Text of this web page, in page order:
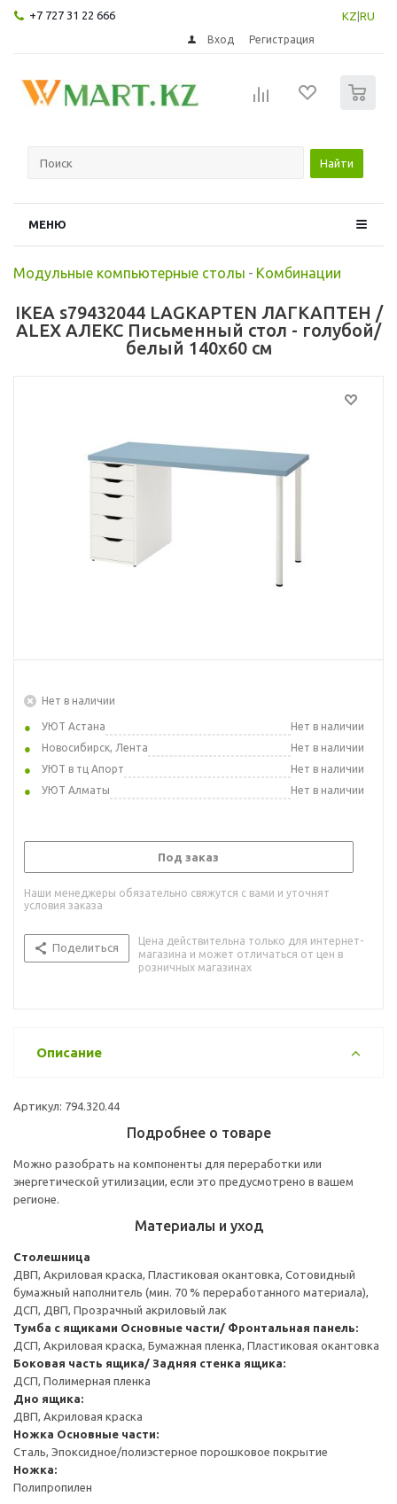
+7 727 31 22 666 KZ RU
Вход Регистрация
Найти
МЕНЮ
Модульные компьютерные столы - Комбинации
IKEA s79432044 LAGKAPTEN ЛАГКАПТЕН /
ALEX АЛЕКС Письменный стол - голубой/
белый 140x60 см
Нет в наличии
УЮТ Астана
Нет в наличии
Новосибирск, Лента
Нет в наличии
УЮТ в тц Апорт
Нет в наличии
УЮТ Алматы
Нет в наличии
Под заказ
Наши менеджеры обязательно свяжутся с вами и уточнят
условия заказа
Поделиться
Цена действительна только для интернет-
магазина и может отличаться от цен в
розничных магазинах
Описание
Артикул: 794.320.44
Подробнее о товаре
Можно разобрать на компоненты для переработки или
энергетической утилизации, если это предусмотрено в вашем
регионе.
Материалы и уход
Столешница
ДВП, Акриловая краска, Пластиковая окантовка, Сотовидный
бумажный наполнитель (мин. 70 % переработанного материала),
ДСП, ДВП, Прозрачный акриловый лак
Тумба с ящиками Основные части/ Фронтальная панель:
ДСП, Акриловая краска, Бумажная пленка, Пластиковая окантовка
Боковая часть ящика/ Задняя стенка ящика:
ДСП, Полимерная пленка
Дно ящика:
ДВП, Акриловая краска
Ножка Основные части:
Сталь, Эпоксидное/полиэстерное порошковое покрытие
Ножка:
Полипропилен